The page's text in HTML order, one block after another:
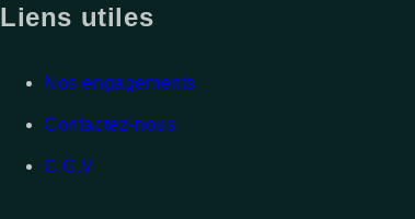
Liens utiles
Nos engagements
Contactez-nous
C.G.V